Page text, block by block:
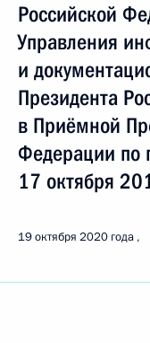
Российской
Управления
и
Президента
в Приёмной
Федерации по
17 октября
19 октября 2020 года